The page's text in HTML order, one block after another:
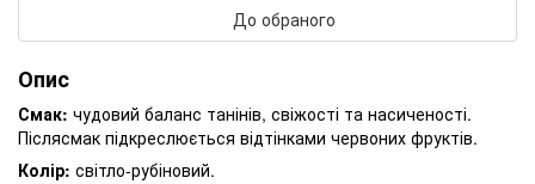
До обраного
Опис
Смак: чудовий баланс танінів, свіжості та насиченості.
Післясмак підкреслюється відтінками червоних фруктів.
Колір: світло-рубіновий.